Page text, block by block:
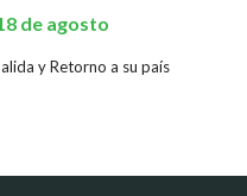
de agosto
y Retorno a su país